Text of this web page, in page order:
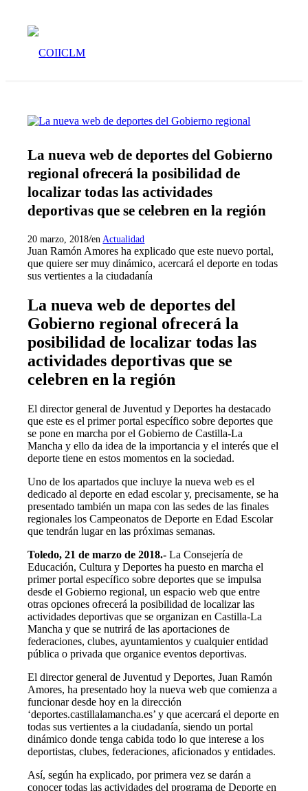
La nueva web de deportes del Gobierno
regional ofrecerá la posibilidad de
localizar todas las actividades
deportivas que se celebren en la región
20 marzo, 2018/en Actualidad
Juan Ramón Amores ha explicado que este nuevo portal,
que quiere ser muy dinámico, acercará el deporte en todas
sus vertientes a la ciudadanía
La nueva web de deportes del
Gobierno regional ofrecerá la
posibilidad de localizar todas las
actividades deportivas que se
celebren en la región
El director general de Juventud y Deportes ha destacado
que este es el primer portal específico sobre deportes que
se pone en marcha por el Gobierno de Castilla-La
Mancha y ello da idea de la importancia y el interés que el
deporte tiene en estos momentos en la sociedad.
Uno de los apartados que incluye la nueva web es el
dedicado al deporte en edad escolar y, precisamente, se ha
presentado también un mapa con las sedes de las finales
regionales los Campeonatos de Deporte en Edad Escolar
que tendrán lugar en las próximas semanas.
Toledo, 21 de marzo de 2018.- La Consejería de
Educación, Cultura y Deportes ha puesto en marcha el
primer portal específico sobre deportes que se impulsa
desde el Gobierno regional, un espacio web que entre
otras opciones ofrecerá la posibilidad de localizar las
actividades deportivas que se organizan en Castilla-La
Mancha y que se nutrirá de las aportaciones de
federaciones, clubes, ayuntamientos y cualquier entidad
pública o privada que organice eventos deportivas.
El director general de Juventud y Deportes, Juan Ramón
Amores, ha presentado hoy la nueva web que comienza a
funcionar desde hoy en la dirección
‘deportes.castillalamancha.es’ y que acercará el deporte en
todas sus vertientes a la ciudadanía, siendo un portal
dinámico donde tenga cabida todo lo que interese a los
deportistas, clubes, federaciones, aficionados y entidades.
Así, según ha explicado, por primera vez se darán a
conocer todas las actividades del programa de Deporte en